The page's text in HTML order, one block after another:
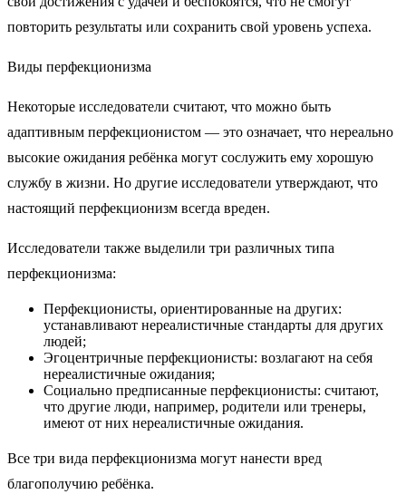
повторить результаты или сохранить свой уровень успеха.
Виды перфекционизма
Некоторые исследователи считают, что можно быть
адаптивным перфекционистом — это означает, что нереально
высокие ожидания ребёнка могут сослужить ему хорошую
службу в жизни. Но другие исследователи утверждают, что
настоящий перфекционизм всегда вреден.
Исследователи также выделили три различных типа
перфекционизма:
Перфекционисты, ориентированные на других:
устанавливают нереалистичные стандарты для других
людей;
Эгоцентричные перфекционисты: возлагают на себя
нереалистичные ожидания;
Социально предписанные перфекционисты: считают,
что другие люди, например, родители или тренеры,
имеют от них нереалистичные ожидания.
Все три вида перфекционизма могут нанести вред
благополучию ребёнка.